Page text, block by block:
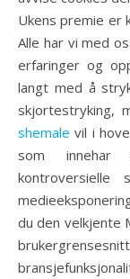
Ukens premie er
Alle har vi med
erfaringer og
langt med å
skjortestryking,
shemale vil i
som innehar
du den velkjente